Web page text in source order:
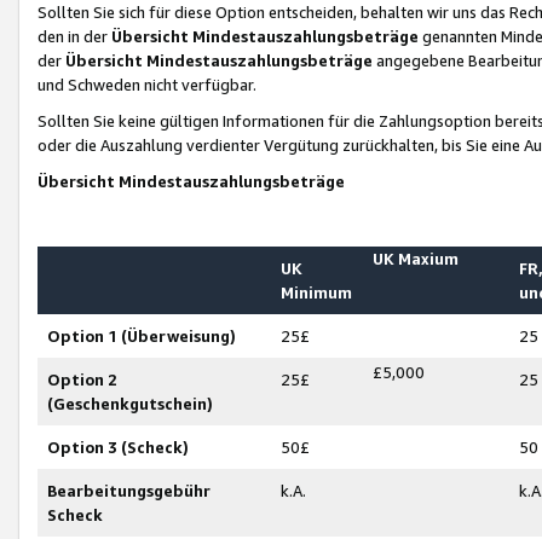
Sollten Sie sich für diese Option entscheiden, behalten wir uns das
den in der Übersicht Mindestauszahlungsbeträge genannten
der Übersicht Mindestauszahlungsbeträge angegebene
und Schweden nicht verfügbar.
Sollten Sie keine gültigen Informationen für die Zahlungsoption
oder die Auszahlung verdienter Vergütung zurückhalten, bis Sie
Übersicht Mindestauszahlungsbeträge
UK
Minimum
UK Maxium
Option 1 (Überweisung) 25£ 25
Option 2
(Geschenkgutschein)
25£ £5,000 25
Option 3 (Scheck) 50£ 50
Bearbeitungsgebühr
Scheck
k.A.